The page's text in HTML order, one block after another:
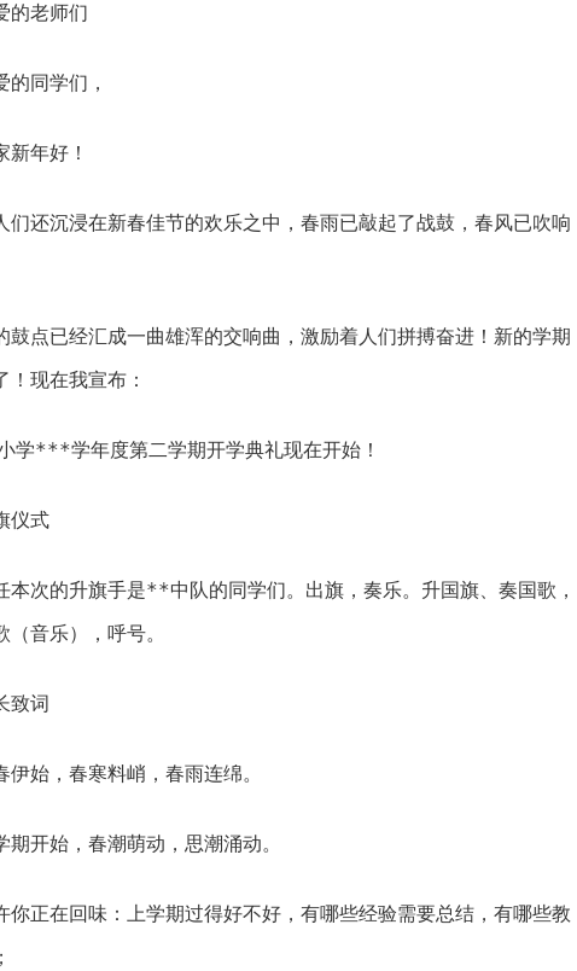
的老师们
的同学们，
新年好！
们还沉浸在新春佳节的欢乐之中，春雨已敲起了战鼓，春风已吹响
鼓点已经汇成一曲雄浑的交响曲，激励着人们拼搏奋进！新的学期
！现在我宣布：
学***学年度第二学期开学典礼现在开始！
仪式
本次的升旗手是**中队的同学们。出旗，奏乐。升国旗、奏国歌，
音乐），呼号。
致词
伊始，春寒料峭，春雨连绵。
期开始，春潮萌动，思潮涌动。
你正在回味：上学期过得好不好，有哪些经验需要总结，有哪些教